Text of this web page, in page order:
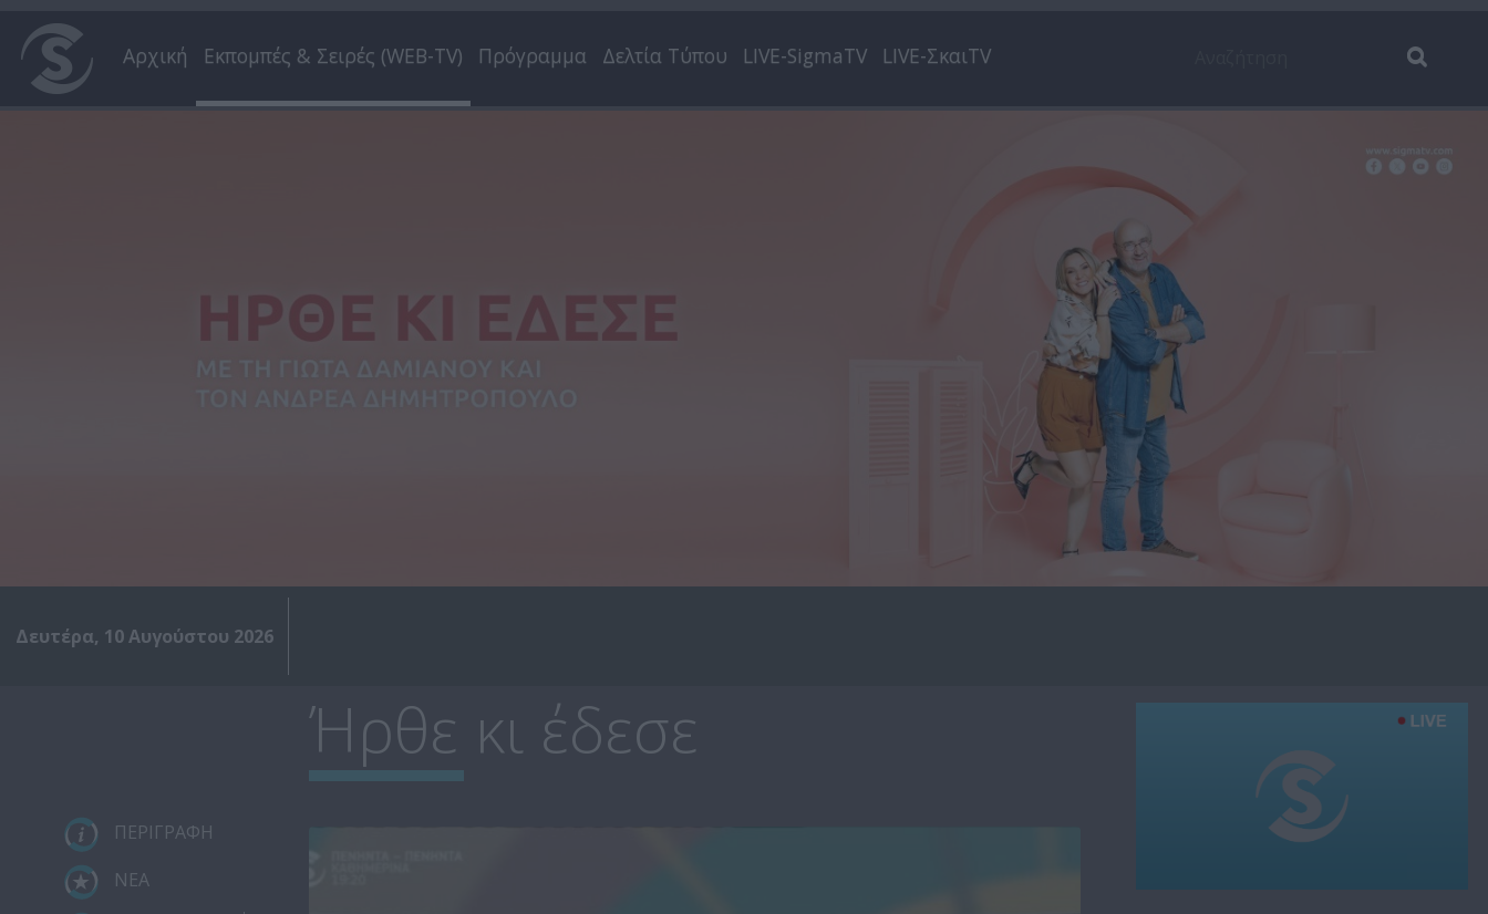
Αρχική Εκπομπές & Σειρές (WEB-TV) Πρόγραμμα Δελτία Τύπου LIVE-SigmaTV LIVE-ΣκαιTV
Δευτέρα, 10 Αυγούστου 2026
Ήρθε κι έδεσε
ΠΕΡΙΓΡΑΦΗ
ΝΕΑ